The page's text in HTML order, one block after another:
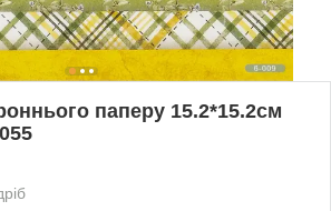
паперу 15.2*15.2см